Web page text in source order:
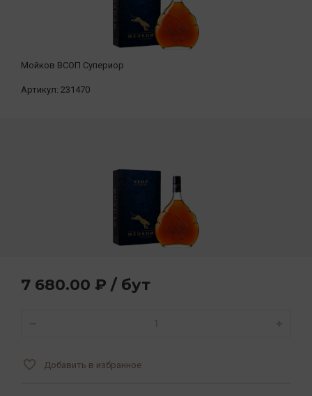
Мойков ВСОП Супериор
Артикул: 231470
7 680.00 ₽ / бут
Добавить в избранное